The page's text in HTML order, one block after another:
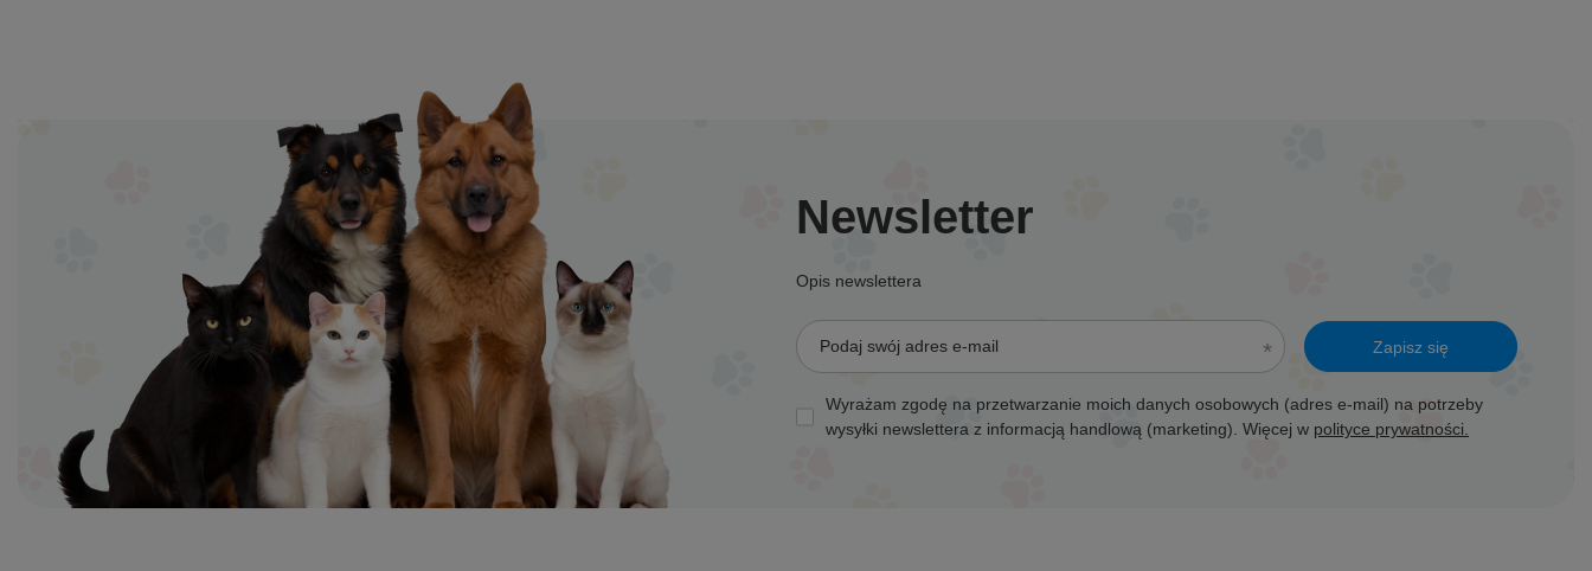
Newsletter
Opis newslettera
Podaj swój adres e-mail
Wyrażam zgodę na przetwarzanie moich danych osobowych (adres e-mail) na potrzeby
wysyłki newslettera z informacją handlową (marketing). Więcej w polityce prywatności.
Zapisz się